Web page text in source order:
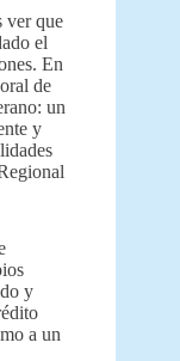
ver que
el
En
de
un
y
y
a un